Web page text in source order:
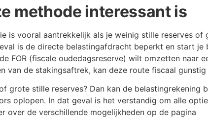
methode interessant is
is vooral aantrekkelijk als je weinig stille reserves of
is de directe belastingafdracht beperkt en start je
FOR (fiscale oudedagsreserve) wilt omzetten naar
van de stakingsaftrek, kan deze route fiscaal gunstig
grote stille reserves? Dan kan de belastingrekening
oplopen. In dat geval is het verstandig om alle
over de verschillende mogelijkheden op de pagina